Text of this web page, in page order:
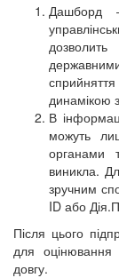
Дашборд
динамікою
В
можуть
органами
виникла.
зручним
ID або
Після цього
для
довгу.